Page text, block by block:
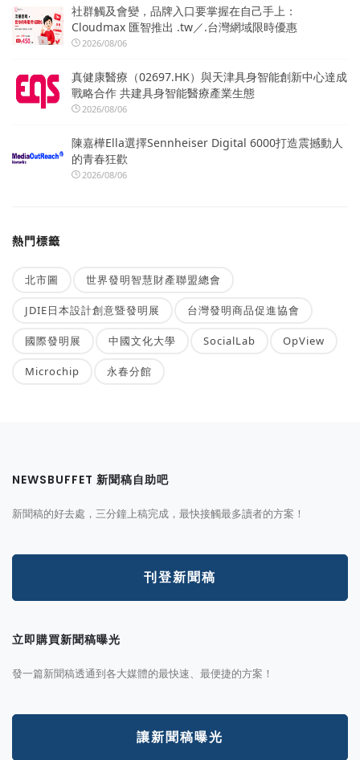
社群觸及會變，品牌入口要掌握在自己手上：
Cloudmax 匯智推出 .tw／.台灣網域限時優惠
2026/08/06
真健康醫療（02697.HK）與天津具身智能創新中心達成
戰略合作 共建具身智能醫療產業生態
2026/08/06
陳嘉樺Ella選擇Sennheiser Digital 6000打造震撼動人
的青春狂歡
2026/08/06
熱門標籤
北市圖 世界發明智慧財產聯盟總會
JDIE日本設計創意暨發明展 台灣發明商品促進協會
國際發明展 中國文化大學 SocialLab OpView
Microchip 永春分館
NEWSBUFFET 新聞稿自助吧
新聞稿的好去處，三分鐘上稿完成，最快接觸最多讀者的方案！
刊登新聞稿
立即購買新聞稿曝光
發一篇新聞稿透通到各大媒體的最快速、最便捷的方案！
讓新聞稿曝光